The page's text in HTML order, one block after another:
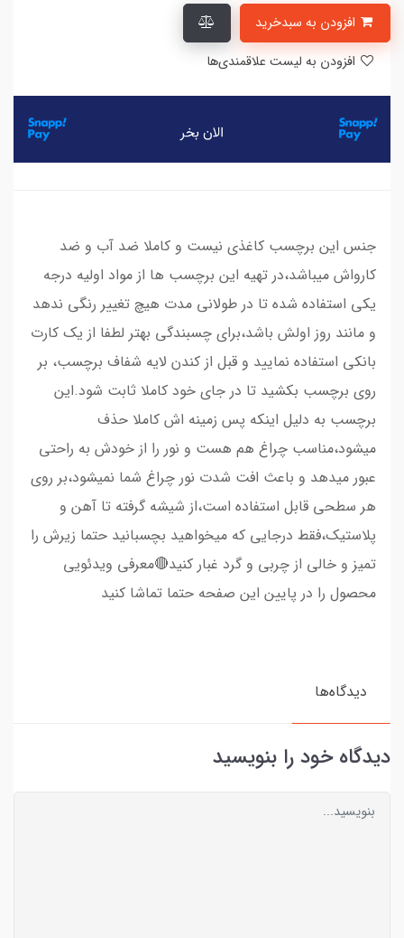
جنس این برچسب کاغذی نیست و کاملا ضد آب و ضد
کارواش میباشد،در تهیه این برچسب ها از مواد اولیه درجه
یکی استفاده شده تا در طولانی مدت هیچ تغییر رنگی ندهد
و مانند روز اولش باشد،برای چسبندگی بهتر لطفا از یک کارت
بانکی استفاده نمایید و قبل از کندن لایه شفاف برچسب، بر
روی برچسب بکشید تا در جای خود کاملا ثابت شود.این
برچسب به دلیل اینکه پس زمینه اش کاملا حذف
میشود،مناسب چراغ هم هست و نور را از خودش به راحتی
عبور میدهد و باعث افت شدت نور چراغ شما نمیشود،بر روی
هر سطحی قابل استفاده است،از شیشه گرفته تا آهن و
پلاستیک،فقط درجایی که میخواهید بچسبانید حتما زیرش را
تمیز و خالی از چربی و گرد غبار کنید🔴معرفی ویدئویی
محصول را در پایین این صفحه حتما تماشا کنید
دیدگاه‌ها
دیدگاه خود را بنویسید